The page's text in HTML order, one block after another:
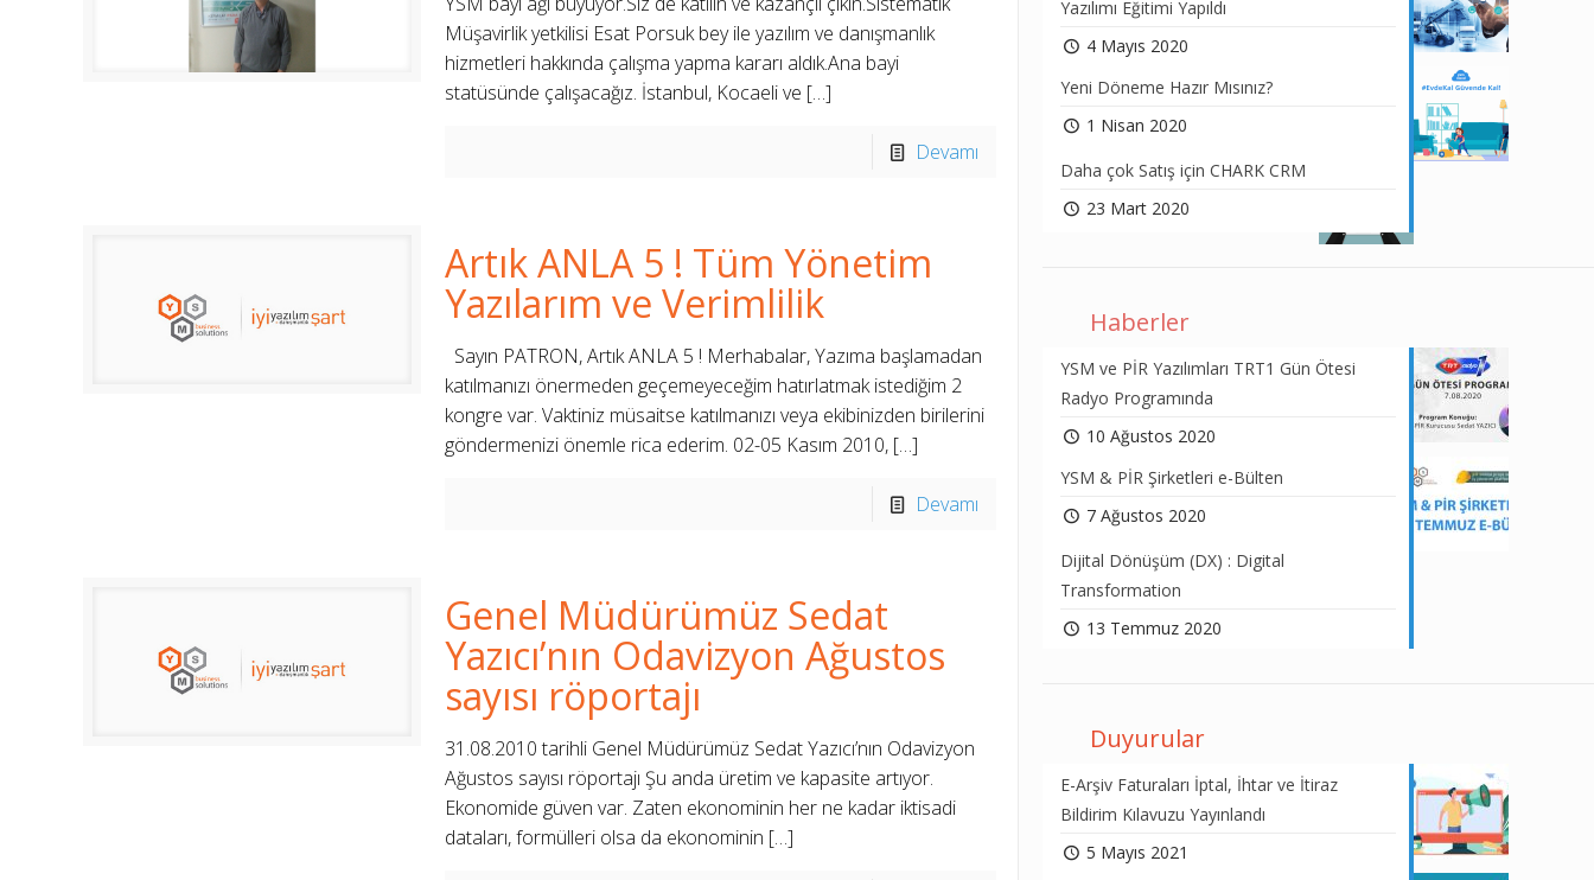
Müşavirlik yetkilisi Esat Porsuk bey ile yazılım ve danışmanlık
hizmetleri hakkında çalışma yapma kararı aldık.Ana bayi
statüsünde çalışacağız. İstanbul, Kocaeli ve […]
Devamı
Artık ANLA 5 ! Tüm Yönetim
Yazılarım ve Verimlilik
Sayın PATRON, Artık ANLA 5 ! Merhabalar, Yazıma başlamadan
katılmanızı önermeden geçemeyeceğim hatırlatmak istediğim 2
kongre var. Vaktiniz müsaitse katılmanızı veya ekibinizden birilerini
göndermenizi önemle rica ederim. 02-05 Kasım 2010,[…]
Devamı
Genel Müdürümüz Sedat
Yazıcı’nın Odavizyon Ağustos
sayısı röportajı
31.08.2010 tarihli Genel Müdürümüz Sedat Yazıcı’nın Odavizyon
Ağustos sayısı röportajı Şu anda üretim ve kapasite artıyor.
Ekonomide güven var. Zaten ekonominin her ne kadar iktisadi
dataları, formülleri olsa da ekonominin […]
Yazılımı Eğitimi Yapıldı
4 Mayıs 2020
Yeni Döneme Hazır Mısınız?
1 Nisan 2020
Daha çok Satış için CHARK CRM
23 Mart 2020
Haberler
YSM ve PİR Yazılımları TRT1 Gün Ötesi
Radyo Programında
10 Ağustos 2020
YSM & PİR Şirketleri e-Bülten
7 Ağustos 2020
Dijital Dönüşüm (DX) : Digital
Transformation
13 Temmuz 2020
Duyurular
E-Arşiv Faturaları İptal, İhtar ve İtiraz
Bildirim Kılavuzu Yayınlandı
5 Mayıs 2021